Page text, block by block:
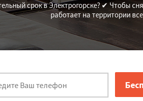
срок в Электрогорске? ✔ Чтобы
работает на территории